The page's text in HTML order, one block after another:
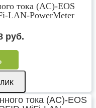
тока (AC)-EOS
LAN-PowerMeter
руб.